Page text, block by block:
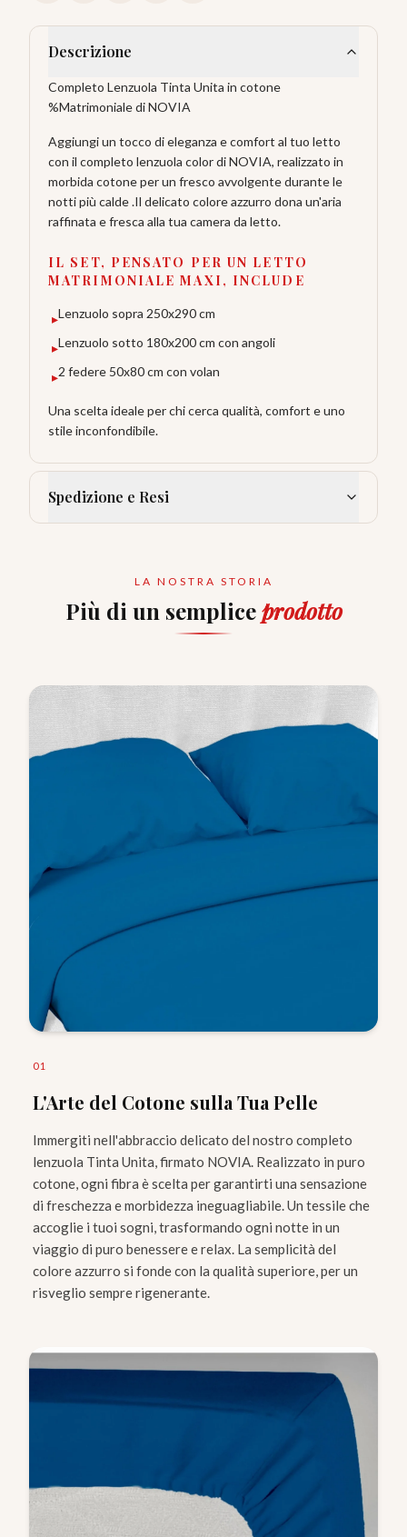
Descrizione
Completo Lenzuola Tinta Unita in cotone
%Matrimoniale di NOVIA
Aggiungi un tocco di eleganza e comfort al tuo letto
con il completo lenzuola color di NOVIA, realizzato in
morbida cotone per un fresco avvolgente durante le
notti più calde .Il delicato colore azzurro dona un'aria
raffinata e fresca alla tua camera da letto.
IL SET, PENSATO PER UN LETTO
MATRIMONIALE MAXI, INCLUDE
▸Lenzuolo sopra 250x290 cm
▸Lenzuolo sotto 180x200 cm con angoli
▸2 federe 50x80 cm con volan
Una scelta ideale per chi cerca qualità, comfort e uno
stile inconfondibile.
Spedizione e Resi
LA NOSTRA STORIA
Più di un sempliceprodotto
01
L'Arte del Cotone sulla Tua Pelle
Immergiti nell'abbraccio delicato del nostro completo
lenzuola Tinta Unita, firmato NOVIA. Realizzato in puro
cotone, ogni fibra è scelta per garantirti una sensazione
di freschezza e morbidezza ineguagliabile. Un tessile che
accoglie i tuoi sogni, trasformando ogni notte in un
viaggio di puro benessere e relax. La semplicità del
colore azzurro si fonde con la qualità superiore, per un
risveglio sempre rigenerante.